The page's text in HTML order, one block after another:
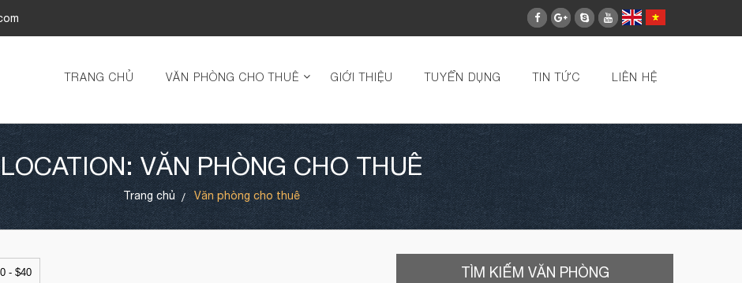
TRANG CHỦ VĂN PHÒNG CHO THUÊ GIỚI THIỆU TUYỂN DỤNG TIN TỨC LIÊN HỆ
LOCATION: VĂN PHÒNG CHO THUÊ
Trang chủ Văn phòng cho thuê
TÌM KIẾM VĂN PHÒNG
- $40